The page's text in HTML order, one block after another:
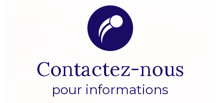
Contactez-nous
pour informations